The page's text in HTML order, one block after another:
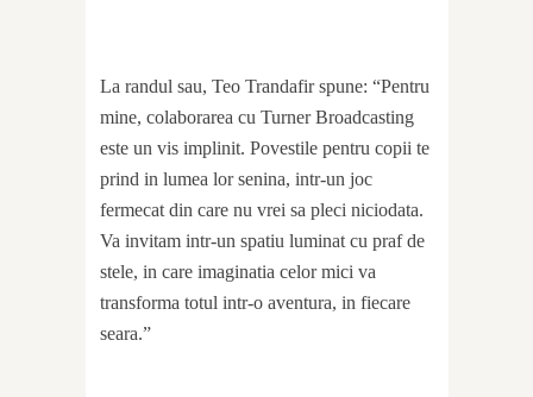
La randul sau, Teo Trandafir spune: “Pentru
mine, colaborarea cu Turner Broadcasting
este un vis implinit. Povestile pentru copii te
prind in lumea lor senina, intr-un joc
fermecat din care nu vrei sa pleci niciodata.
Va invitam intr-un spatiu luminat cu praf de
stele, in care imaginatia celor mici va
transforma totul intr-o aventura, in fiecare
seara.”